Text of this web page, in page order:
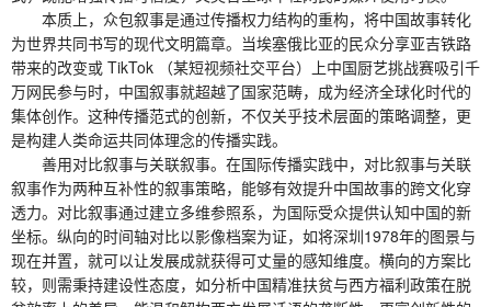
本质上，众包叙事是通过传播权力结构的重构，将中国故事转化
为世界共同书写的现代文明篇章。当埃塞俄比亚的民众分享亚吉铁路
带来的改变或 TikTok （某短视频社交平台）上中国厨艺挑战赛吸引千
万网民参与时，中国叙事就超越了国家范畴，成为经济全球化时代的
集体创作。这种传播范式的创新，不仅关乎技术层面的策略调整，更
是构建人类命运共同体理念的传播实践。
善用对比叙事与关联叙事。在国际传播实践中，对比叙事与关联
叙事作为两种互补性的叙事策略，能够有效提升中国故事的跨文化穿
透力。对比叙事通过建立多维参照系，为国际受众提供认知中国的新
坐标。纵向的时间轴对比以影像档案为证，如将深圳1978年的图景与
现在并置，就可以让发展成就获得可丈量的感知维度。横向的方案比
较，则需秉持建设性态度，如分析中国精准扶贫与西方福利政策在脱